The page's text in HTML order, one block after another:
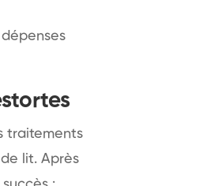
traitements
lit. Après